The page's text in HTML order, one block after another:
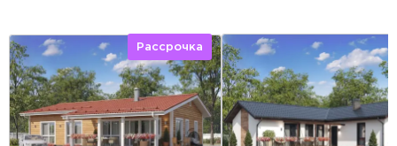
Рассрочка